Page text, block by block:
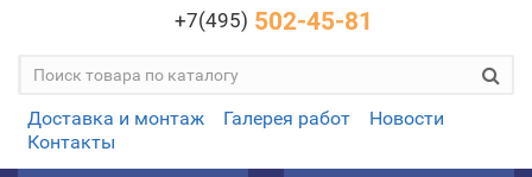
+7(495) 502-45-81
Доставка и монтаж Галерея работ
Новости
Контакты